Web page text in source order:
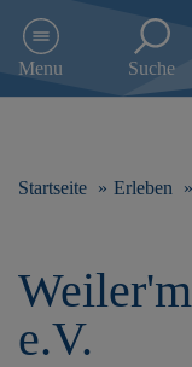
e
n
Menu Suche
Startseite Erleben
e.V.